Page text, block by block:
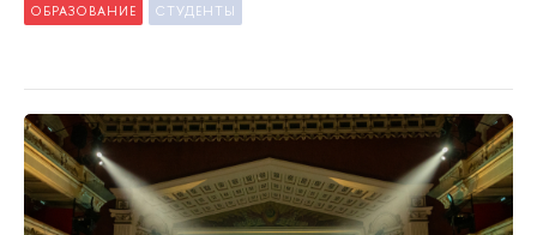
ОБРАЗОВАНИЕ СТУДЕНТЫ